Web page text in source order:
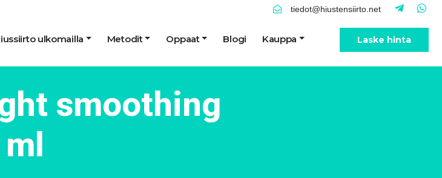
tiedot@hiustensiirto.net
ulkomailla Metodit Oppaat Blogi Kauppa Laske hinta
smoothing